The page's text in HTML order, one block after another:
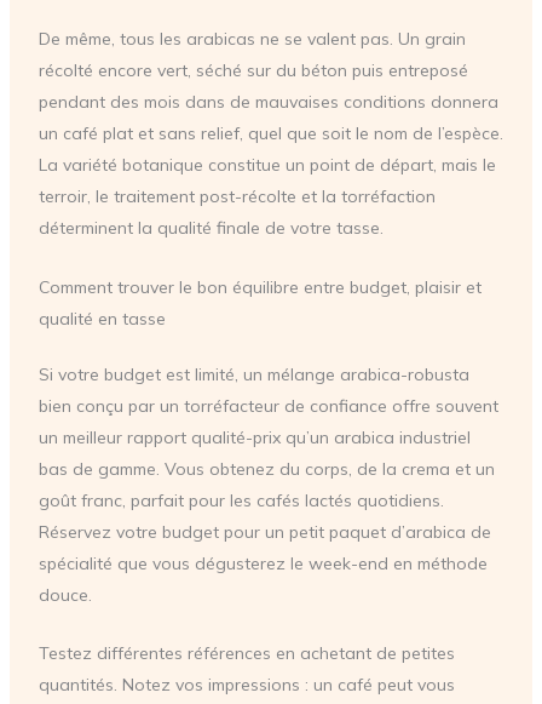
De même, tous les arabicas ne se valent pas. Un grain
récolté encore vert, séché sur du béton puis entreposé
pendant des mois dans de mauvaises conditions donnera
un café plat et sans relief, quel que soit le nom de l’espèce.
La variété botanique constitue un point de départ, mais le
terroir, le traitement post-récolte et la torréfaction
déterminent la qualité finale de votre tasse.
Comment trouver le bon équilibre entre budget, plaisir et
qualité en tasse
Si votre budget est limité, un mélange arabica-robusta
bien conçu par un torréfacteur de confiance offre souvent
un meilleur rapport qualité-prix qu’un arabica industriel
bas de gamme. Vous obtenez du corps, de la crema et un
goût franc, parfait pour les cafés lactés quotidiens.
Réservez votre budget pour un petit paquet d’arabica de
spécialité que vous dégusterez le week-end en méthode
douce.
Testez différentes références en achetant de petites
quantités. Notez vos impressions : un café peut vous